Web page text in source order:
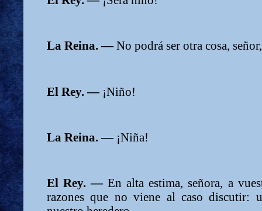
La Reina. —No podrá ser otra cosa,
El Rey. — ¡Niño!
La Reina. — ¡Niña!
El Rey. —En alta estima, señora, a
razones que no viene al caso discutir: